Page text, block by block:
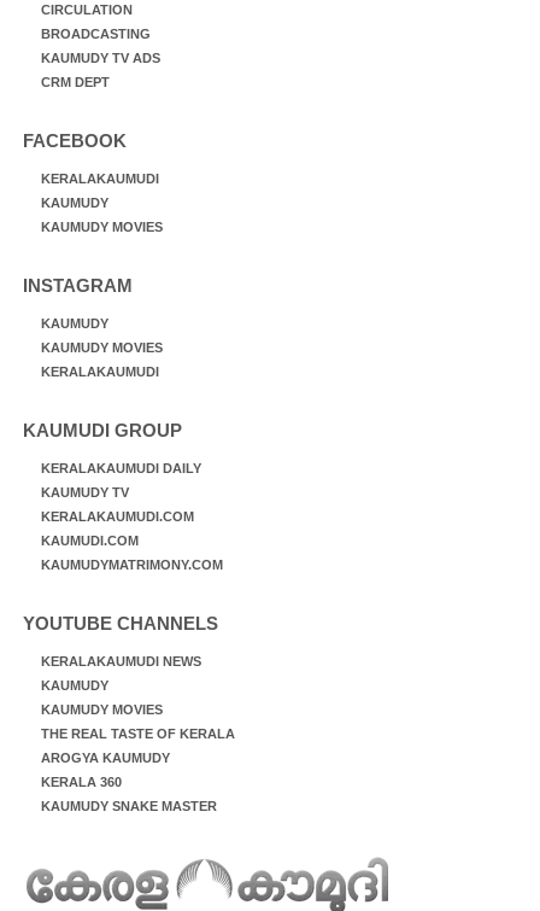
CIRCULATION
BROADCASTING
KAUMUDY TV ADS
CRM DEPT
FACEBOOK
KERALAKAUMUDI
KAUMUDY
KAUMUDY MOVIES
INSTAGRAM
KAUMUDY
KAUMUDY MOVIES
KERALAKAUMUDI
KAUMUDI GROUP
KERALAKAUMUDI DAILY
KAUMUDY TV
KERALAKAUMUDI.COM
KAUMUDI.COM
KAUMUDYMATRIMONY.COM
YOUTUBE CHANNELS
KERALAKAUMUDI NEWS
KAUMUDY
KAUMUDY MOVIES
THE REAL TASTE OF KERALA
AROGYA KAUMUDY
KERALA 360
KAUMUDY SNAKE MASTER